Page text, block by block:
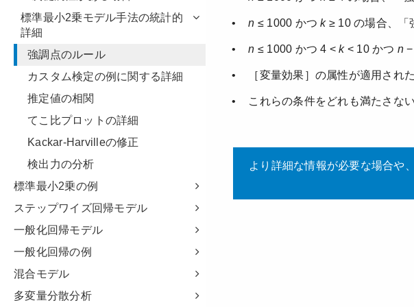
標準最小2乗モデル手法の統計的
詳細
強調点のルール
カスタム検定の例に関する詳細
推定値の相関
てこ比プロットの詳細
Kackar-Harvilleの修正
検出力の分析
標準最小2乗の例
ステップワイズ回帰モデル
一般化回帰モデル
一般化回帰の例
混合モデル
多変量分散分析